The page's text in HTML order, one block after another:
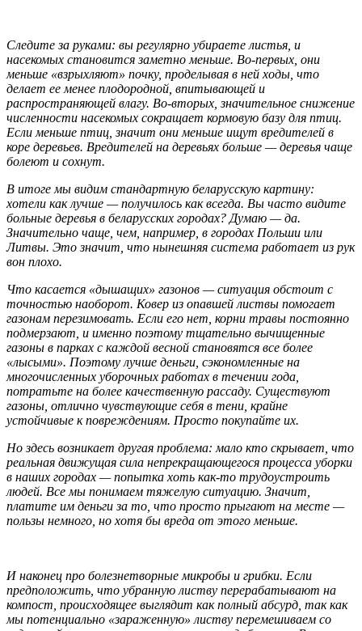
Следите за руками: вы регулярно убираете листья, и
насекомых становится заметно меньше. Во-первых, они
меньше «взрыхляют» почку, проделывая в ней ходы, что
делает ее менее плодородной, впитывающей и
распространяющей влагу. Во-вторых, значительное снижение
численности насекомых сокращает кормовую базу для птиц.
Если меньше птиц, значит они меньше ищут вредителей в
коре деревьев. Вредителей на деревьях больше — деревья чаще
болеют и сохнут.
В итоге мы видим стандартную беларусскую картину:
хотели как лучше — получилось как всегда. Вы часто видите
больные деревья в беларусских городах? Думаю — да.
Значительно чаще, чем, например, в городах Польши или
Литвы. Это значит, что нынешняя система работает из рук
вон плохо.
Что касается «дышащих» газонов — ситуация обстоит с
точностью наоборот. Ковер из опавшей листвы помогает
газонам перезимовать. Если его нет, корни травы постоянно
подмерзают, и именно поэтому тщательно вычищенные
газоны в парках с каждой весной становятся все более
«лысыми». Поэтому лучше деньги, сэкономленные на
многочисленных уборочных работах в течении года,
потратьте на более качественную рассаду. Существуют
газоны, отлично чувствующие себя в тени, крайне
устойчивые к повреждениям. Просто покупайте их.
Но здесь возникает другая проблема: мало кто скрывает, что
реальная движущая сила непрекращающегося процесса уборки
в наших городах — попытка хоть как-то трудоустроить
людей. Все мы понимаем тяжелую ситуацию. Значит,
платите им деньги за то, что просто прыгают на месте —
пользы немного, но хотя бы вреда от этого меньше.
И наконец про болезнетворные микробы и грибки. Если
предположить, что убранную листву перерабатывают на
компост, происходящее выглядит как полный абсурд, так как
мы потенциально «зараженную» листву перемешиваем со